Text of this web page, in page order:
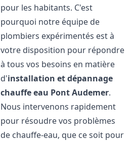
pour les habitants. C'est
pourquoi notre équipe de
plombiers expérimentés est à
votre disposition pour répondre
à tous vos besoins en matière
d'installation et dépannage
chauffe eau Pont Audemer.
Nous intervenons rapidement
pour résoudre vos problèmes
de chauffe-eau, que ce soit pour